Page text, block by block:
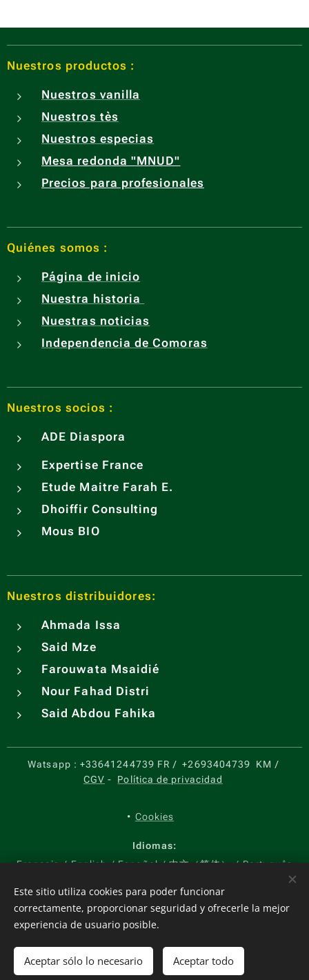
Agotado
Nuestros productos :
Nuestros vanilla
Nuestros tès
Nuestros especias
Mesa redonda "MNUD"
Precios para profesionales
Quiénes somos :
Página de inicio
Nuestra historia
Nuestras noticias
Independencia de Comoras
Nuestros socios :
ADE Diaspora
Expertise France
Etude Maitre Farah E.
Dhoiffir Consulting
Mous BIO
Nuestros distribuidores:
Ahmada Issa
Said Mze
Farouwata Msaidié
Nour Fahad Distri
Said Abdou Fahika
Watsapp : +33641244739 FR /+2693404739 KM /
CGV - Política de privacidad
Cookies
Idiomas
Français
English Español 中文（简体） Português
Moneda
EUR €
USD $ KMF CF CNY ¥
Este sitio utiliza cookies para poder funcionar
correctamente, proporcionar seguridad y ofrecerle la mejor
experiencia de usuario posible.
Aceptar sólo lo necesario Aceptar todo